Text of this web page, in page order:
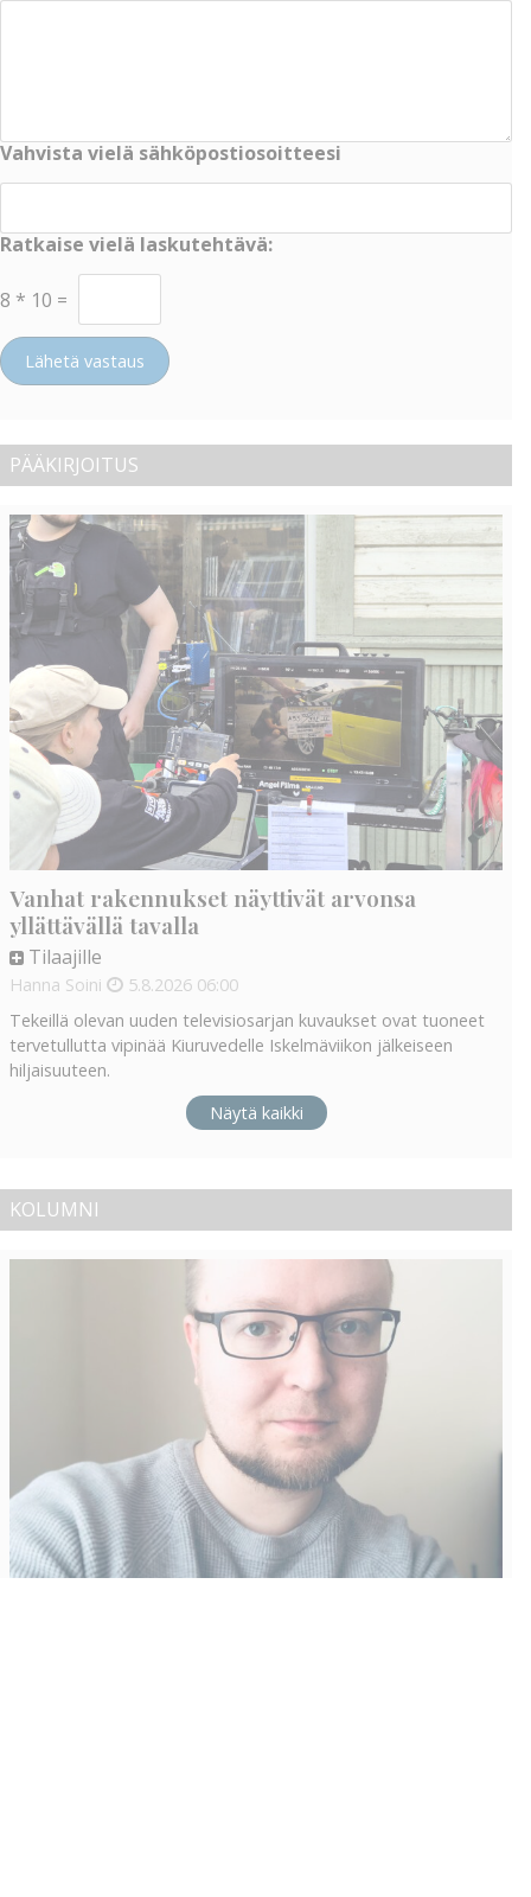
Vahvista vielä sähköpostiosoitteesi
Ratkaise vielä laskutehtävä:
8 * 10 =
Lähetä vastaus
PÄÄKIRJOITUS
Vanhat rakennukset näyttivät arvonsa
yllättävällä tavalla
Tilaajille
Hanna Soini 5.8.2026 06:00
Tekeillä olevan uuden televisiosarjan kuvaukset ovat tuoneet
tervetullutta vipinää Kiuruvedelle Iskelmäviikon jälkeiseen
hiljaisuuteen.
Näytä kaikki
KOLUMNI